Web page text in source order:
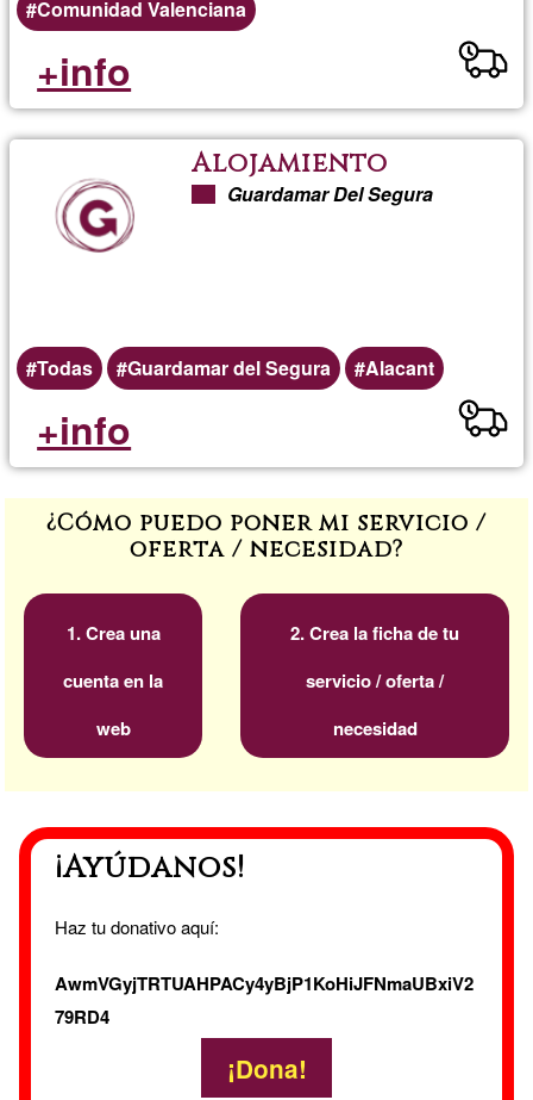
Comunidad Valenciana
+info
Alojamiento
Guardamar Del Segura
Todas Guardamar del Segura Alacant
+info
¿Cómo puedo poner mi servicio /
oferta / necesidad?
1. Crea una
cuenta en la
web
2. Crea la ficha de tu
servicio / oferta /
necesidad
¡Ayúdanos!
Haz tu donativo aquí:
AwmVGyjTRTUAHPACy4yBjP1KoHiJFNmaUBxiV2
79RD4
¡Dona!